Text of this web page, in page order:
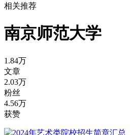
相关推荐
南京师范大学
1.84万
文章
2.03万
粉丝
4.56万
获赞